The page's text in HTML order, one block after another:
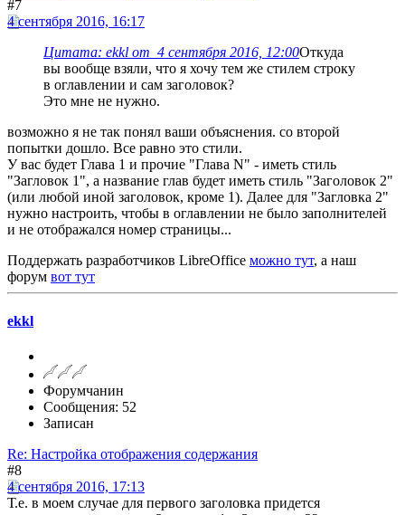
#7
4 сентября 2016, 16:17
Цитата: ekkl от 4 сентября 2016, 12:00Откуда
вы вообще взяли, что я хочу тем же стилем строку
в оглавлении и сам заголовок?
Это мне не нужно.
возможно я не так понял ваши объяснения. со второй
попытки дошло. Все равно это стили.
У вас будет Глава 1 и прочие "Глава N" - иметь стиль
"Загловок 1", а название глав будет иметь стиль "Заголовок 2"
(или любой иной заголовок, кроме 1). Далее для "Загловка 2"
нужно настроить, чтобы в оглавлении не было заполнителей
и не отображался номер страницы...
Поддержать разработчиков LibreOffice можно тут, а наш
форум вот тут
ekkl
Форумчанин
Сообщения: 52
Записан
Re: Настройка отображения содержания
#8
4 сентября 2016, 17:13
Т.е. в моем случае для первого заголовка придется